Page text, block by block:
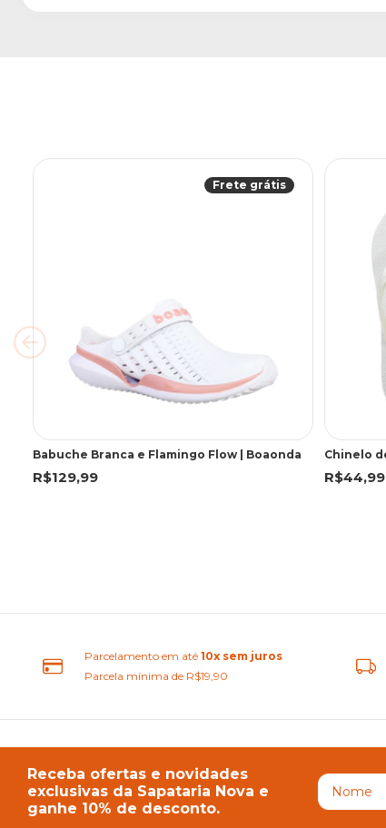
Frete grátis
Babuche Branca e Flamingo Flow | Boaonda
R$129,99 R$44,99
Parcelamento em até10x sem juros
Parcela mínima de R$19,90
Receba ofertas e novidades
exclusivas da Sapataria Nova e
ganhe 10% de desconto.